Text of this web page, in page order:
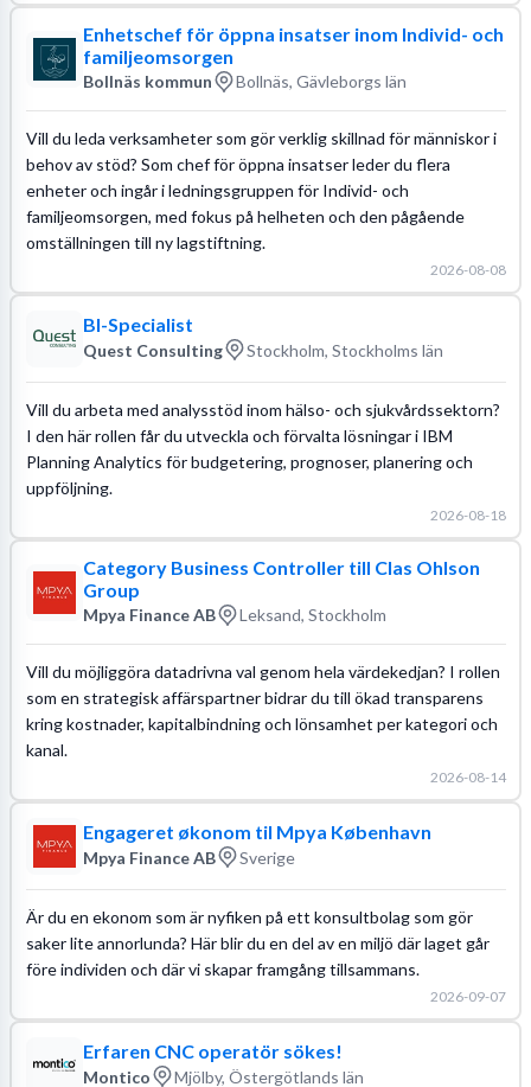
Enhetschef för öppna insatser inom Individ- och
familjeomsorgen
Bollnäs kommun Bollnäs, Gävleborgs län
Vill du leda verksamheter som gör verklig skillnad för människor i
behov av stöd? Som chef för öppna insatser leder du flera
enheter och ingår i ledningsgruppen för Individ- och
familjeomsorgen, med fokus på helheten och den pågående
omställningen till ny lagstiftning.
2026-08-08
BI-Specialist
Quest Consulting Stockholm, Stockholms län
Vill du arbeta med analysstöd inom hälso- och sjukvårdssektorn?
I den här rollen får du utveckla och förvalta lösningar i IBM
Planning Analytics för budgetering, prognoser, planering och
uppföljning.
2026-08-18
Category Business Controller till Clas Ohlson
Group
Mpya Finance AB Leksand, Stockholm
Vill du möjliggöra datadrivna val genom hela värdekedjan? I rollen
som en strategisk affärspartner bidrar du till ökad transparens
kring kostnader, kapitalbindning och lönsamhet per kategori och
kanal.
2026-08-14
Engageret økonom til Mpya København
Mpya Finance AB Sverige
Är du en ekonom som är nyfiken på ett konsultbolag som gör
saker lite annorlunda? Här blir du en del av en miljö där laget går
före individen och där vi skapar framgång tillsammans.
2026-09-07
Erfaren CNC operatör sökes!
Montico Mjölby, Östergötlands län